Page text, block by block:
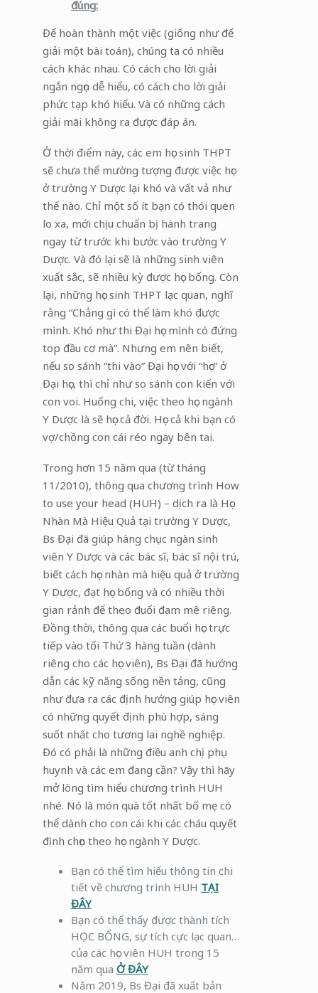
đúng:
Để hoàn thành một việc (giống như để
giải một bài toán), chúng ta có nhiều
cách khác nhau. Có cách cho lời giải
ngắn ngọn dễ hiểu, có cách cho lời giải
phức tạp khó hiểu. Và có những cách
giải mãi không ra được đáp án.
Ở thời điểm này, các em học sinh THPT
sẽ chưa thể mường tượng được việc học
ở trường Y Dược lại khó và vất vả như
thế nào. Chỉ một số ít bạn có thói quen
lo xa, mới chịu chuẩn bị hành trang
ngay từ trước khi bước vào trường Y
Dược. Và đó lại sẽ là những sinh viên
xuất sắc, sẽ nhiều kỳ được học bổng. Còn
lại, những học sinh THPT lạc quan, nghĩ
rằng “Chẳng gì có thể làm khó được
mình. Khó như thi Đại học mình có đứng
top đầu cơ mà”. Nhưng em nên biết,
nếu so sánh “thi vào” Đại học với “học” ở
Đại học, thì chỉ như so sánh con kiến với
con voi. Huống chi, việc theo học ngành
Y Dược là sẽ học cả đời. Học cả khi bạn có
vợ/chồng con cái réo ngay bên tai.
Trong hơn 15 năm qua (từ tháng
11/2010), thông qua chương trình How
to use your head (HUH) – dịch ra là Học
Nhàn Mà Hiệu Quả tại trường Y Dược,
Bs Đại đã giúp hàng chục ngàn sinh
viên Y Dược và các bác sĩ, bác sĩ nội trú,
biết cách học nhàn mà hiệu quả ở trường
Y Dược, đạt học bổng và có nhiều thời
gian rảnh để theo đuổi đam mê riêng.
Đồng thời, thông qua các buổi học trực
tiếp vào tối Thứ 3 hàng tuần (dành
riêng cho các học viên), Bs Đại đã hướng
dẫn các kỹ năng sống nền tảng, cũng
như đưa ra các định hướng giúp học viên
có những quyết định phù hợp, sáng
suốt nhất cho tương lai nghề nghiệp.
Đó có phải là những điều anh chị phụ
huynh và các em đang cần? Vậy thì hãy
mở lòng tìm hiểu chương trình HUH
nhé. Nó là món quà tốt nhất bố mẹ có
thể dành cho con cái khi các cháu quyết
định chọn theo học ngành Y Dược.
Bạn có thể tìm hiểu thông tin chi
tiết về chương trình HUH TẠI
ĐÂY
Bạn có thể thấy được thành tích
HỌC BỔNG, sự tích cực lạc quan…
của các học viên HUH trong 15
năm qua Ở ĐÂY
Năm 2019, Bs Đại đã xuất bản